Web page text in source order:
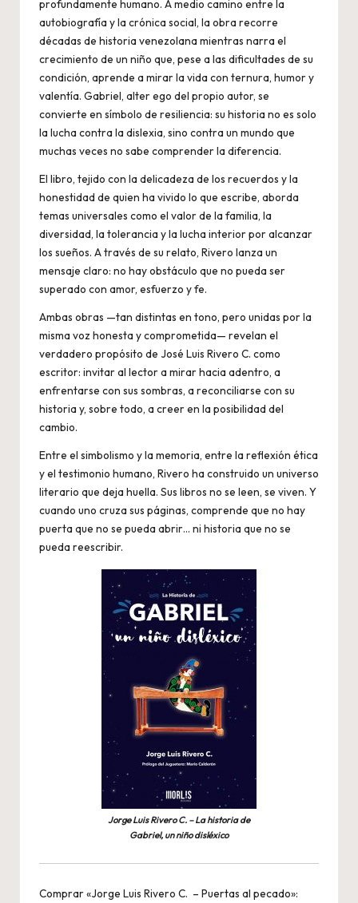
profundamente humano. A medio camino entre la
autobiografía y la crónica social, la obra recorre
décadas de historia venezolana mientras narra el
crecimiento de un niño que, pese a las dificultades de su
condición, aprende a mirar la vida con ternura, humor y
valentía. Gabriel, alter ego del propio autor, se
convierte en símbolo de resiliencia: su historia no es solo
la lucha contra la dislexia, sino contra un mundo que
muchas veces no sabe comprender la diferencia.
El libro, tejido con la delicadeza de los recuerdos y la
honestidad de quien ha vivido lo que escribe, aborda
temas universales como el valor de la familia, la
diversidad, la tolerancia y la lucha interior por alcanzar
los sueños. A través de su relato, Rivero lanza un
mensaje claro: no hay obstáculo que no pueda ser
superado con amor, esfuerzo y fe.
Ambas obras —tan distintas en tono, pero unidas por la
misma voz honesta y comprometida— revelan el
verdadero propósito de José Luis Rivero C. como
escritor: invitar al lector a mirar hacia adentro, a
enfrentarse con sus sombras, a reconciliarse con su
historia y, sobre todo, a creer en la posibilidad del
cambio.
Entre el simbolismo y la memoria, entre la reflexión ética
y el testimonio humano, Rivero ha construido un universo
literario que deja huella. Sus libros no se leen, se viven. Y
cuando uno cruza sus páginas, comprende que no hay
puerta que no se pueda abrir… ni historia que no se
pueda reescribir.
Jorge Luis Rivero C. – La historia de
Gabriel, un niño disléxico
Comprar «Jorge Luis Rivero C. – Puertas al pecado»: